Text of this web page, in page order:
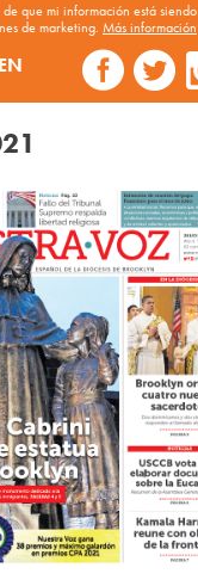
que mi información está siendo
de marketing. Más información